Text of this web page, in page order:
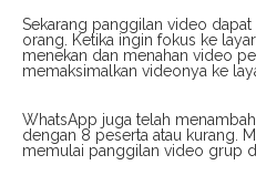
Sekarang panggilan video
orang. Ketika ingin fokus ke
menekan dan menahan video
memaksimalkan videonya ke
WhatsApp juga telah
dengan 8 peserta atau kurang.
memulai panggilan video grup